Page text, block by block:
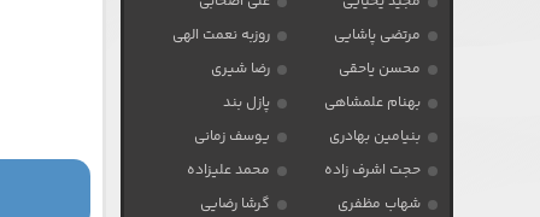
مرتضی پاشایی
روزبه نعمت الهی
محسن یاحقی
رضا شیری
بهنام علمشاهی
پازل بند
بنیامین بهادری
یوسف زمانی
حجت اشرف زاده
محمد علیزاده
شهاب مظفری
گرشا رضایی